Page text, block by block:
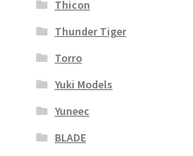
Thicon
Thunder Tiger
Torro
Yuki Models
Yuneec
BLADE